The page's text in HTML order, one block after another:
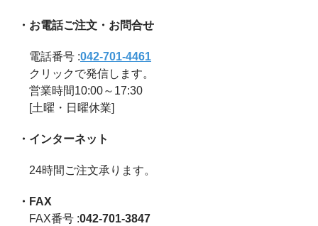
・お電話ご注文・お問合せ
電話番号 :042-701-4461
クリックで発信します。
営業時間10:00～17:30
[土曜・日曜休業]
・インターネット
24時間ご注文承ります。
・FAX
FAX番号 :042-701-3847